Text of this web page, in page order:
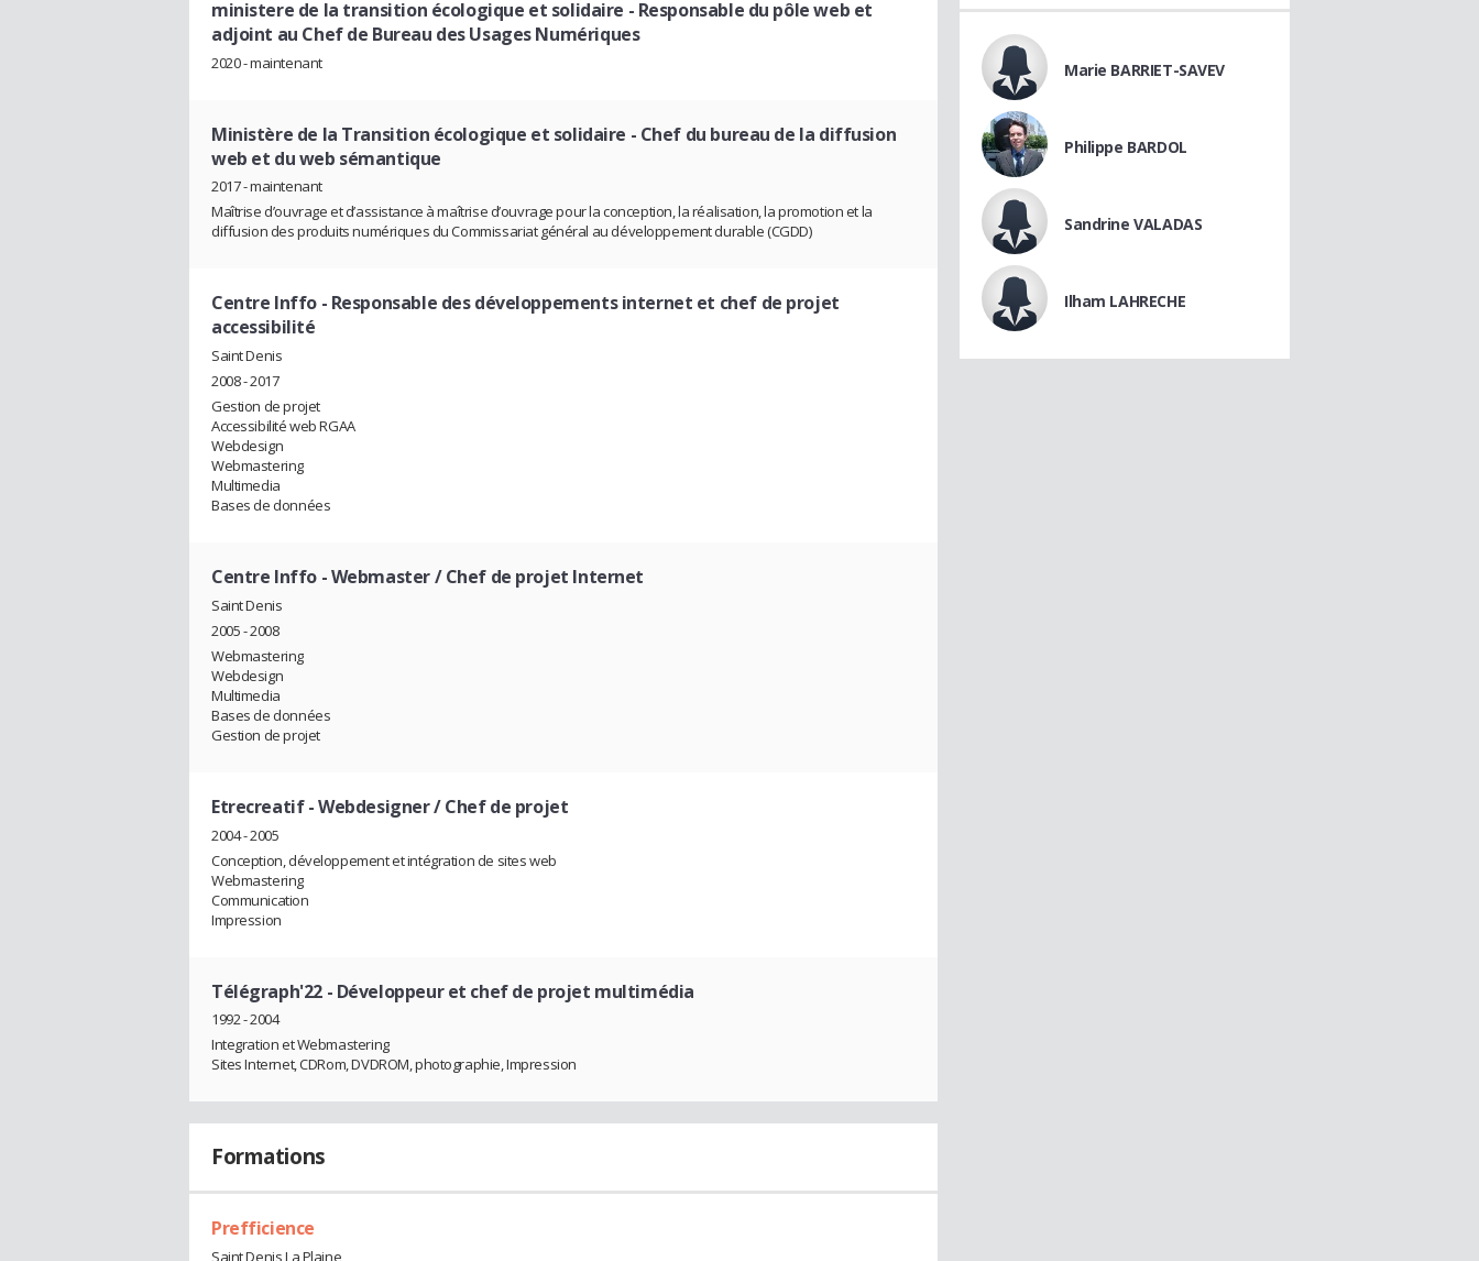
ministere de la transition écologique et solidaire - Responsable du pôle web et
adjoint au Chef de Bureau des Usages Numériques
2020 - maintenant
Ministère de la Transition écologique et solidaire - Chef du bureau de la diffusion
web et du web sémantique
2017 - maintenant
Maîtrise d’ouvrage et d’assistance à maîtrise d’ouvrage pour la conception, la réalisation, la promotion et la
diffusion des produits numériques du Commissariat général au développement durable (CGDD)
Centre Inffo- Responsable des développements internet et chef de projet
accessibilité
Saint Denis
2008 - 2017
Gestion de projet
Accessibilité web RGAA
Webdesign
Webmastering
Multimedia
Bases de données
Centre Inffo- Webmaster / Chef de projet Internet
Saint Denis
2005 - 2008
Webmastering
Webdesign
Multimedia
Bases de données
Gestion de projet
Etrecreatif- Webdesigner / Chef de projet
2004 - 2005
Conception, développement et intégration de sites web
Webmastering
Communication
Impression
Télégraph'22- Développeur et chef de projet multimédia
1992 - 2004
Integration et Webmastering
Sites Internet, CDRom, DVDROM, photographie, Impression
Formations
Prefficience
Saint Denis La Plaine
Marie BARRIET-SAVEV
Philippe BARDOL
Sandrine VALADAS
Ilham LAHRECHE